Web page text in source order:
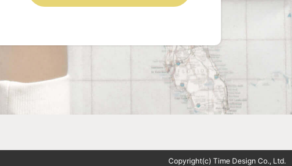
Copyright(c) Time Design Co., Ltd.